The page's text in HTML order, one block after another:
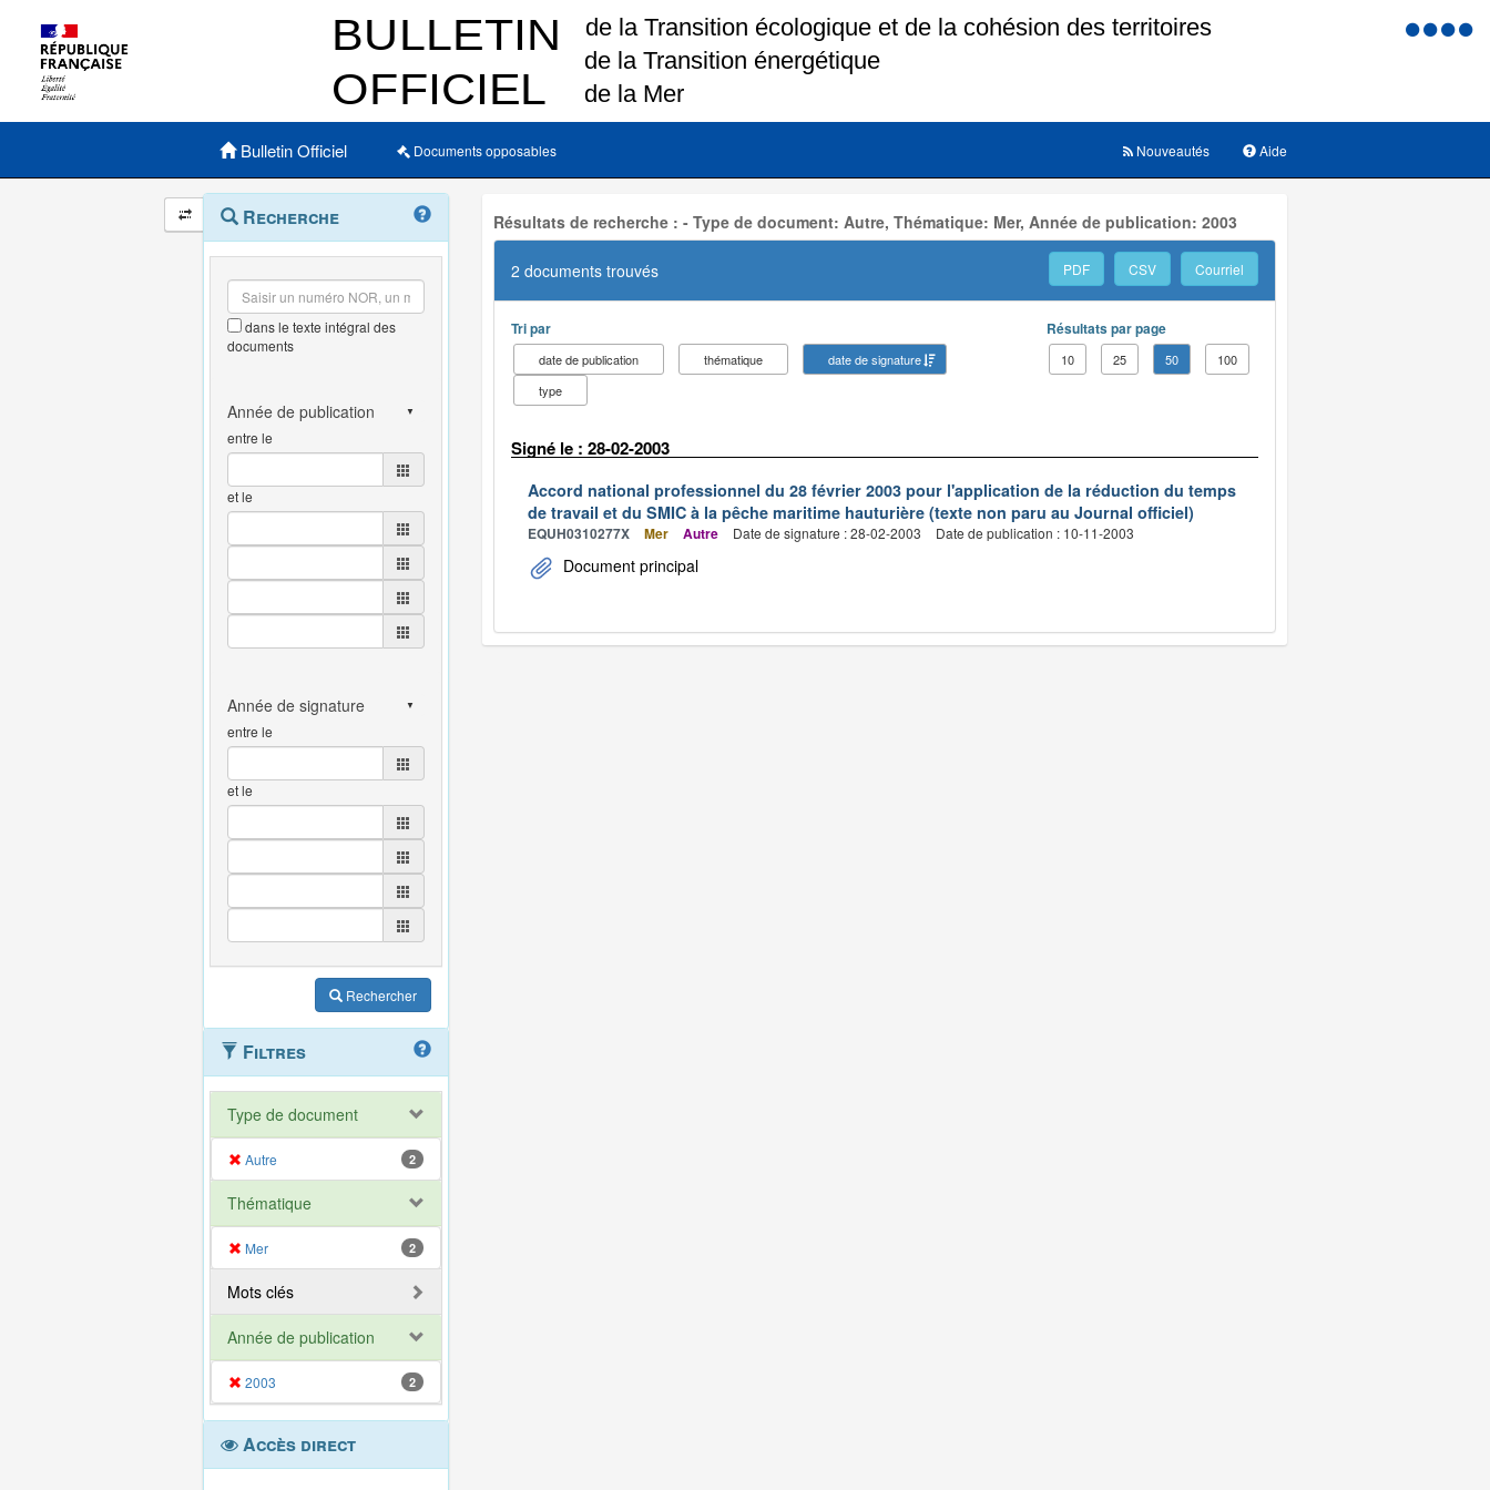
Menu
Menu principal
Bulletin Officiel Documents opposables Aide
Nouveautés
Navigation
et
outils
annexes
Menu
contextuel
Recherche
dans le texte intégral des
documents
entre le
et le
entre le
et le
Rechercher
Filtres
Type de document
Autre 2
Thématique
Mer 2
Mots clés
Année de publication
2003 2
Accès direct
Résultats de recherche : - Type de document: Autre, Thématique: Mer, Année de publication: 2003
2 documents trouvés PDF CSV Courriel
Tri par
date de publication thématique
date de signature
type
Résultats par page
10 25 50 100
Signé le : 28-02-2003
Accord national professionnel du 28 février 2003 pour l'application de la réduction du temps
de travail et du SMIC à la pêche maritime hauturière (texte non paru au Journal officiel)
EQUH0310277X Mer Autre Date de signature : 28-02-2003 Date de publication : 10-11-2003
Document principal